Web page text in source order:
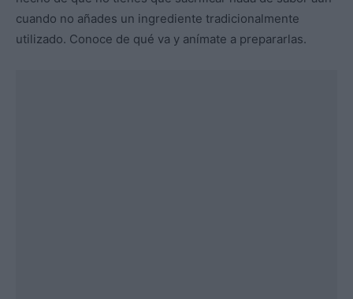
cuando no añades un ingrediente tradicionalmente
utilizado. Conoce de qué va y anímate a prepararlas.